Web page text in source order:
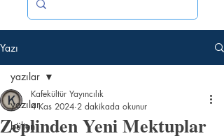
Yazı
yazılar
bülten
yazılar
Zeplinden Yeni Mektuplar
Kafekültür Yayıncılık
4 Kas 2024 2 dakikada okunur